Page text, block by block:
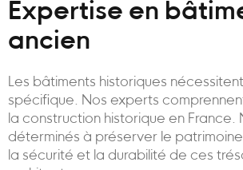
Expertise en
ancien
Les bâtiments historiques
spécifique. Nos experts
la construction historique en France.
déterminés à préserver le
la sécurité et la durabilité de ces